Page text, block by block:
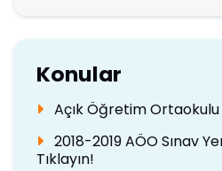
Konular
Açık Öğretim
2018-2019 AÖO Sınav
Tıklayın!